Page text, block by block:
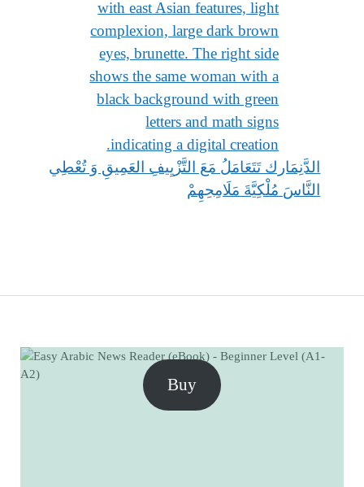
Buy
الدَّنِمَارك تَتَعَامَلُ مَعَ التَّزْيِيفِ العَمِيقِ وَ تُعْطِي
النَّاسَ مُلْكِيَّةَ مَلَامِحِهِمْ